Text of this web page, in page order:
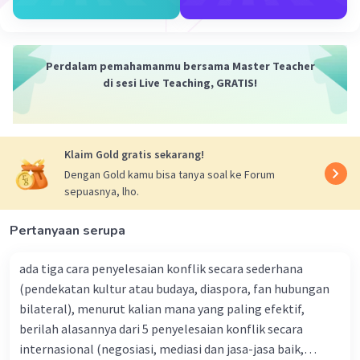
negara, bentuk pemerintahan, dan sistem
pemerintahan dalam menentukan keutuhan
struktur politik dasar dari suatu negara, yang
mencakup wilayah geografis, populasi, dan
pemerintah pusat. Bentuk negara dapat berupa
negara kesatuan (unitary state) di mana
pemerintahan pusat memiliki kekuatan penuh
kekuasaan terbagi antara pemerintahan pusat
dan daerah otonom.
Bentuk Pemerintahan (Form of Government)
Merujuk pada struktur kekuasaan politik di dalam
suatu negara, termasuk bagaimana pemimpin
Perdalam pemahamanmu bersama Master Teacher
di sesi Live Teaching, GRATIS!
Klaim Gold gratis sekarang!
Dengan Gold kamu bisa tanya soal ke Forum
sepuasnya, lho.
Pertanyaan serupa
ada tiga cara penyelesaian konflik secara sederhana
(pendekatan kultur atau budaya, diaspora, fan hubungan
bilateral), menurut kalian mana yang paling efektif,
berilah alasannya dari 5 penyelesaian konflik secara
internasional (negosiasi, mediasi dan jasa-jasa baik,